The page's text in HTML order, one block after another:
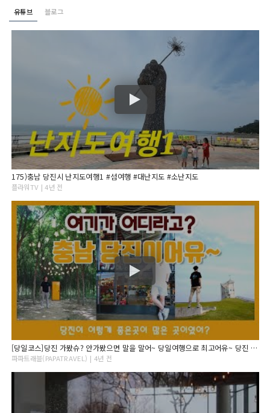
유튜브 블로그
175)충남 당진시 난지도여행1 #섬여행 #대난지도 #소난지도
플라워TV | 4년 전
[당일코스]당진 가봤슈? 안가봤으면 말을 말어~ 당일여행으로 최고어유~ 당진 최고의 포토존 소개!!
파파트래블(PAPATRAVEL) | 4년 전